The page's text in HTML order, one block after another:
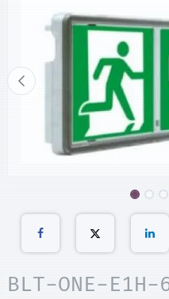
BLT-ONE-E1H-